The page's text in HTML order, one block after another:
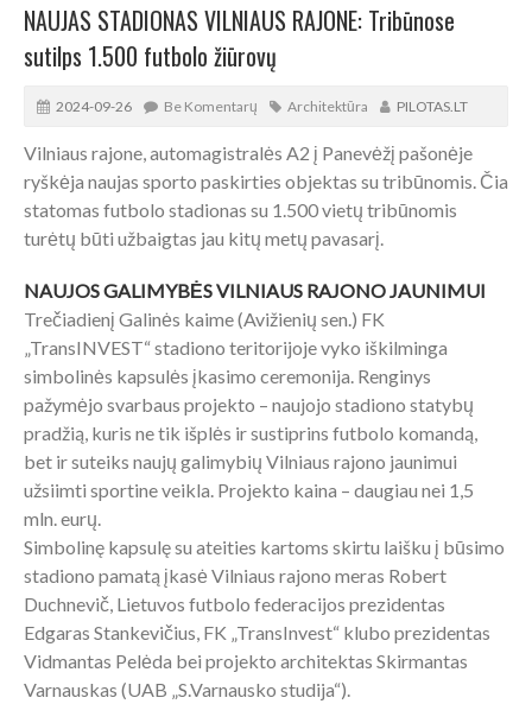
NAUJAS STADIONAS VILNIAUS RAJONE: Tribūnose
sutilps 1.500 futbolo žiūrovų
2024-09-26 Be Komentarų Architektūra PILOTAS.LT
Vilniaus rajone, automagistralės A2 į Panevėžį pašonėje
ryškėja naujas sporto paskirties objektas su tribūnomis. Čia
statomas futbolo stadionas su 1.500 vietų tribūnomis
turėtų būti užbaigtas jau kitų metų pavasarį.
NAUJOS GALIMYBĖS VILNIAUS RAJONO JAUNIMUI
Trečiadienį Galinės kaime (Avižienių sen.) FK
„TransINVEST“ stadiono teritorijoje vyko iškilminga
simbolinės kapsulės įkasimo ceremonija. Renginys
pažymėjo svarbaus projekto – naujojo stadiono statybų
pradžią, kuris ne tik išplės ir sustiprins futbolo komandą,
bet ir suteiks naujų galimybių Vilniaus rajono jaunimui
užsiimti sportine veikla. Projekto kaina – daugiau nei 1,5
mln. eurų.
Simbolinę kapsulę su ateities kartoms skirtu laišku į būsimo
stadiono pamatą įkasė Vilniaus rajono meras Robert
Duchnevič, Lietuvos futbolo federacijos prezidentas
Edgaras Stankevičius, FK „TransInvest“ klubo prezidentas
Vidmantas Pelėda bei projekto architektas Skirmantas
Varnauskas (UAB „S.Varnausko studija“).